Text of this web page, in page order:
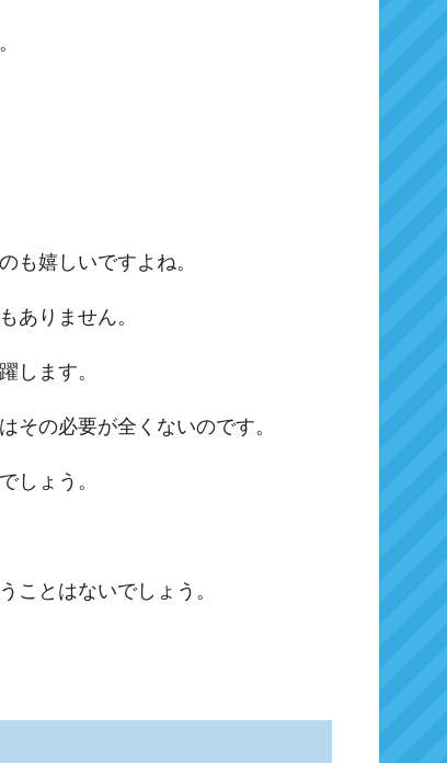
も嬉しいですよね。
ありません。
します。
その必要が全くないのです。
しょう。
ことはないでしょう。